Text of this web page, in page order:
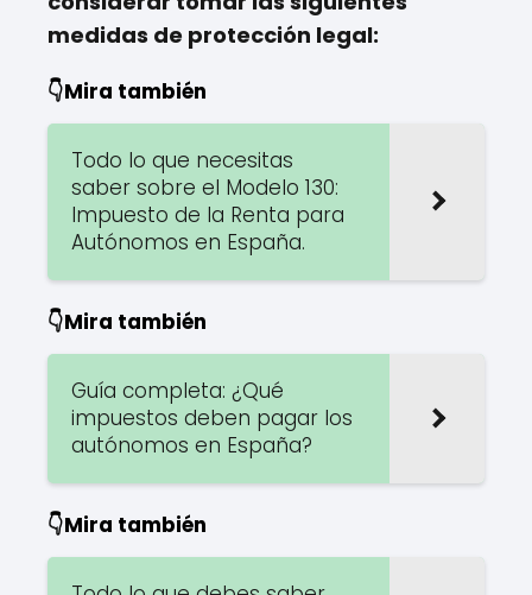
medidas de protección legal:
👇Mira también
Todo lo que necesitas
saber sobre el Modelo 130:
Impuesto de la Renta para
Autónomos en España.
👇Mira también
Guía completa: ¿Qué
impuestos deben pagar los
autónomos en España?
👇Mira también